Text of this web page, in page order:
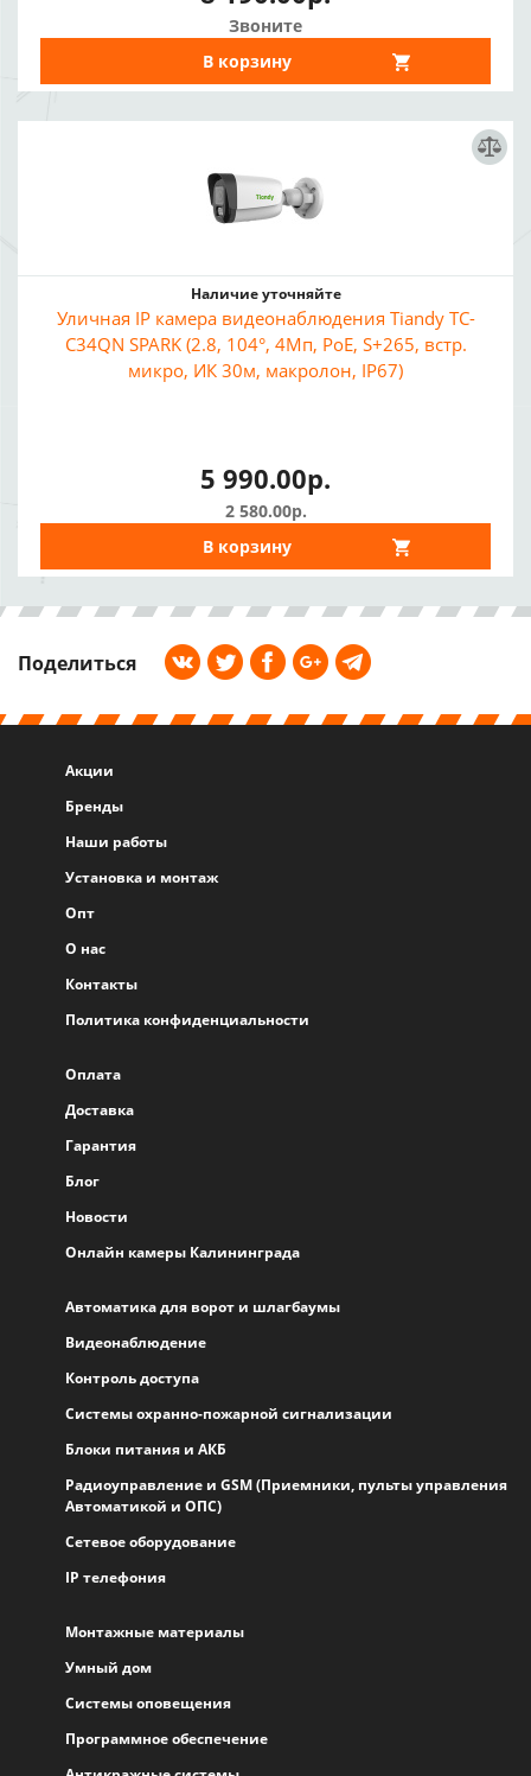
Звоните
В корзину
Наличие уточняйте
Уличная IP камера видеонаблюдения Tiandy TC-
C34QN SPARK (2.8, 104°, 4Мп, PoE, S+265, встр.
микро, ИК 30м, макролон, IP67)
5 990.00р.
2 580.00р.
В корзину
Поделиться
Акции
Бренды
Наши работы
Установка и монтаж
Опт
О нас
Контакты
Политика конфиденциальности
Оплата
Доставка
Гарантия
Блог
Новости
Онлайн камеры Калининграда
Автоматика для ворот и шлагбаумы
Видеонаблюдение
Контроль доступа
Системы охранно-пожарной сигнализации
Блоки питания и АКБ
Радиоуправление и GSM (Приемники, пульты управления
Автоматикой и ОПС)
Сетевое оборудование
IP телефония
Монтажные материалы
Умный дом
Системы оповещения
Программное обеспечение